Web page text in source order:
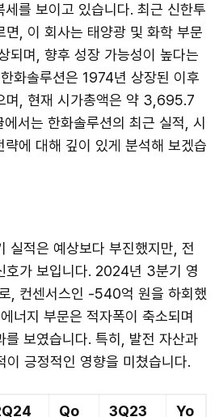
를 보이고 있습니다. 최근 신한투
면, 이 회사는 태양광 및 화학 부문
되며, 향후 성장 가능성이 높다는
화솔루션은 1974년 상장된 이후
며, 현재 시가총액은 약 3,695.7
서는 한화솔루션의 최근 실적, 시
에 대해 깊이 있게 분석해 보겠습
실적은 예상보다 부진했지만, 전
호가 보입니다. 2024년 3분기 영
, 컨센서스인 -540억 원을 하회했
너지 부문은 적자폭이 축소되며
를 보였습니다. 특히, 발전 자산과
이 긍정적인 영향을 미쳤습니다.
Qo
3Q23
Yo